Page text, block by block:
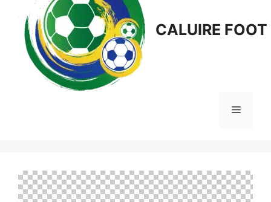
CALUIRE FOOT
Menu